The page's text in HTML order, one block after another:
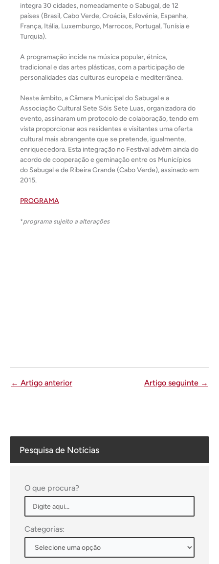
Pesquisa de Notícias
O que procura?
Categorias:
integra 30 cidades, nomeadamente o Sabugal, de 12
países (Brasil, Cabo Verde, Croácia, Eslovénia, Espanha,
França, Itália, Luxemburgo, Marrocos, Portugal, Tunísia e
Turquia).
A programação incide na música popular, étnica,
tradicional e das artes plásticas, com a participação de
personalidades das culturas europeia e mediterrânea.
Neste âmbito, a Câmara Municipal do Sabugal e a
Associação Cultural Sete Sóis Sete Luas, organizadora do
evento, assinaram um protocolo de colaboração, tendo em
vista proporcionar aos residentes e visitantes uma oferta
cultural mais abrangente que se pretende, igualmente,
enriquecedora. Esta integração no Festival advém ainda do
acordo de cooperação e geminação entre os Municípios
do Sabugal e de Ribeira Grande (Cabo Verde), assinado em
2015.
PROGRAMA
*programa sujeito a alterações
← Artigo anterior Artigo seguinte →